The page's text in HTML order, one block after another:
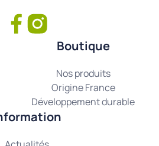
Boutique
Nos produits
Origine France
Développement durable